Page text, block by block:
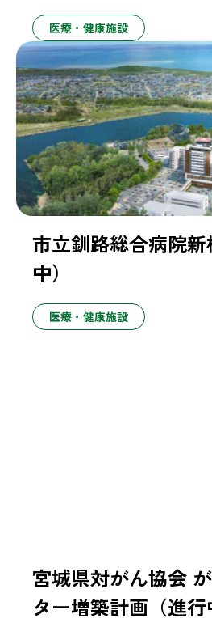
医療・健康施設
市立釧路総合病院
中）
医療・健康施設
宮城県対がん協会
ター増築計画（進行